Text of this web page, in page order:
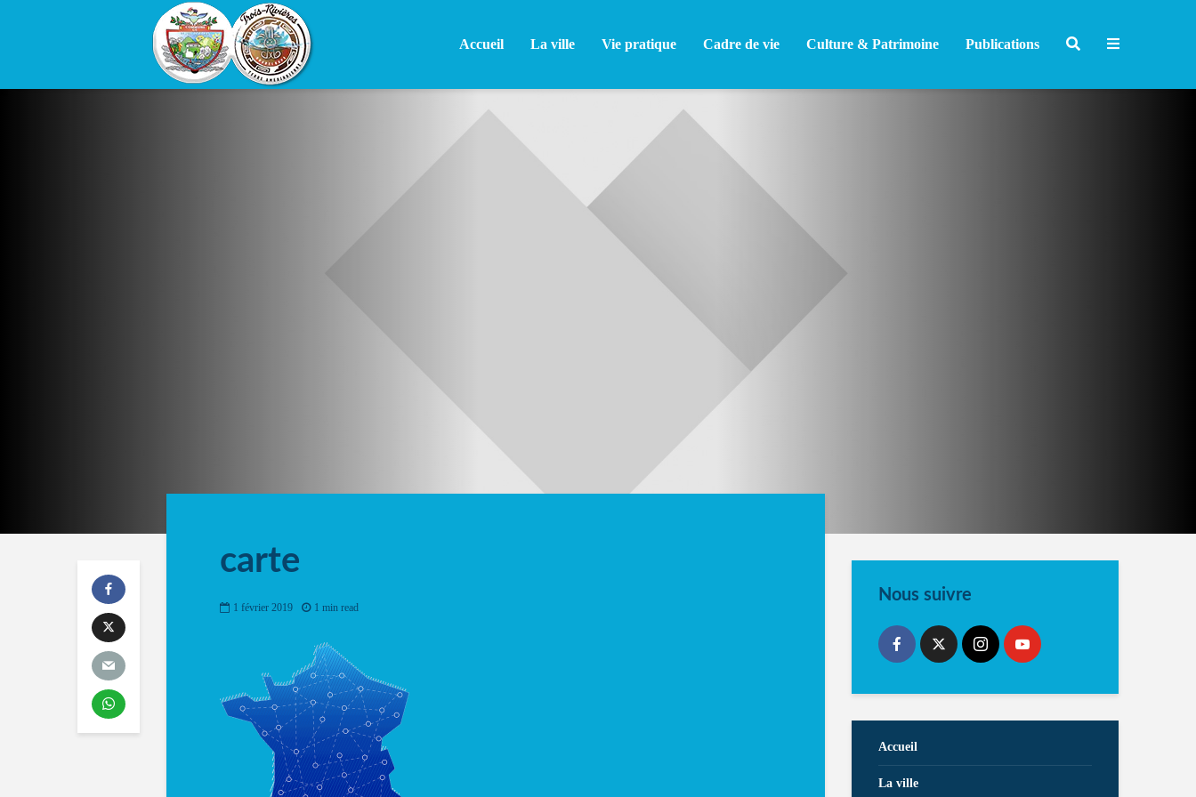
Accueil La ville Vie pratique Cadre de vie Culture & Patrimoine Publications
carte
1 février 2019 1 min read
Nous suivre
Accueil
La ville